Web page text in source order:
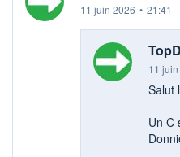
11 juin 2026 • 21:41
11
Salut
Un C